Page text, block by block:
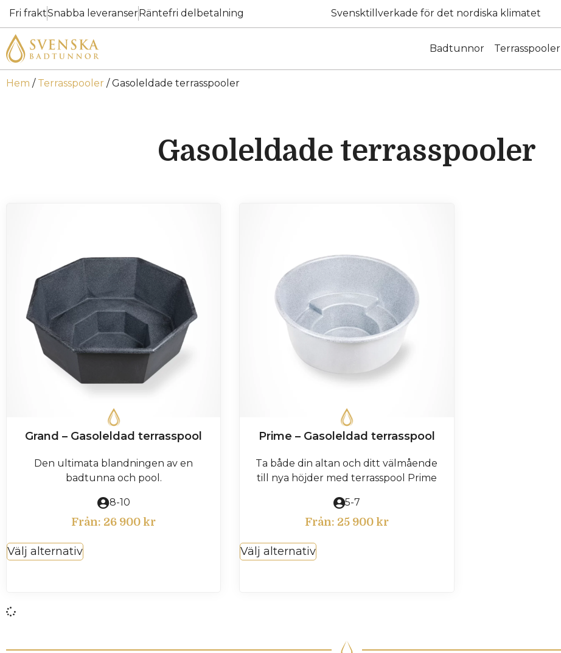
Fri fraktSnabba leveranser Räntefri delbetalning Svensktillverkade för det nordiska klimatet
Badtunnor Terrasspooler
Hem / Terrasspooler / Gasoleldade terrasspooler
Gasoleldade terrasspooler
Grand – Gasoleldad terrasspool
Den ultimata blandningen av en
badtunna och pool.
8-10
Från: 26 900 kr
Välj alternativ
Prime – Gasoleldad terrasspool
Ta både din altan och ditt välmående
till nya höjder med terrasspool Prime
5-7
Från: 25 900 kr
Välj alternativ